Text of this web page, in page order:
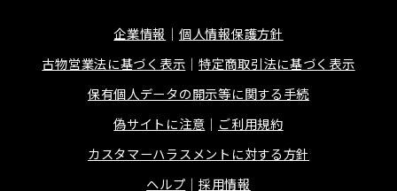
企業情報
個人情報保護方針
古物営業法に基づく表示
特定商取引法に基づく表示
保有個人データの開示等に関する手続
偽サイトに注意
ご利用規約
カスタマーハラスメントに対する方針
ヘルプ
採用情報